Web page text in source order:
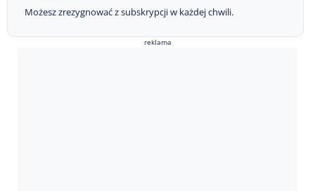
Możesz zrezygnować z subskrypcji w każdej chwili.
reklama